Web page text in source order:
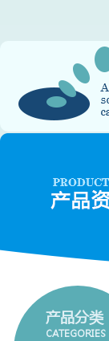
产品分类
CATEGORIES